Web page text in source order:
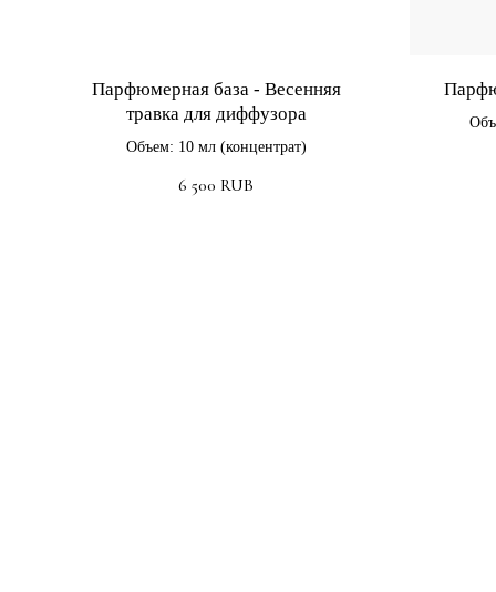
Парфюмерная база - Весенняя
травка для диффузора
Объем: 10 мл (концентрат)
6 500 RUB